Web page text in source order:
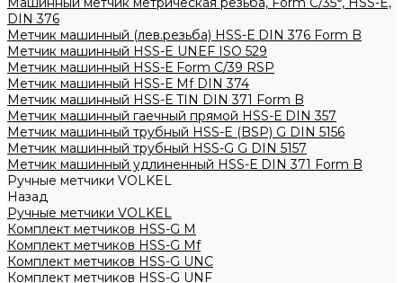
DIN 376
Метчик машинный (лев.резьба) HSS-Е DIN 376 Form B
Метчик машинный HSS-E UNEF ISO 529
Метчик машинный HSS-Е Form C/39 RSP
Метчик машинный HSS-Е Mf DIN 374
Метчик машинный HSS-Е TIN DIN 371 Form B
Метчик машинный гаечный прямой HSS-Е DIN 357
Метчик машинный трубный HSS-E (BSP) G DIN 5156
Метчик машинный трубный HSS-G G DIN 5157
Метчик машинный удлиненный HSS-Е DIN 371 Form B
Ручные метчики VOLKEL
Назад
Ручные метчики VOLKEL
Комплект метчиков HSS-G M
Комплект метчиков HSS-G Mf
Комплект метчиков HSS-G UNC
Комплект метчиков HSS-G UNF